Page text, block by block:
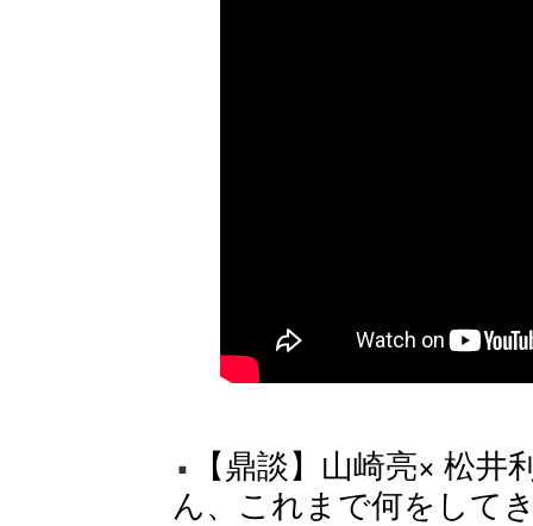
【鼎談】山崎亮× 松
ん、これまで何をして